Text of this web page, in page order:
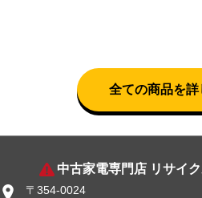
全ての商品を詳
中古家電専門店 リサイ
〒354-0024